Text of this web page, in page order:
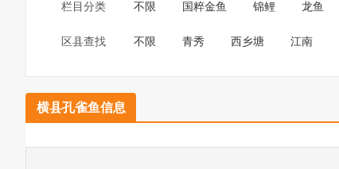
栏目分类 不限 国粹金鱼 锦鲤 龙鱼
区县查找 不限 青秀 西乡塘 江南
横县孔雀鱼信息